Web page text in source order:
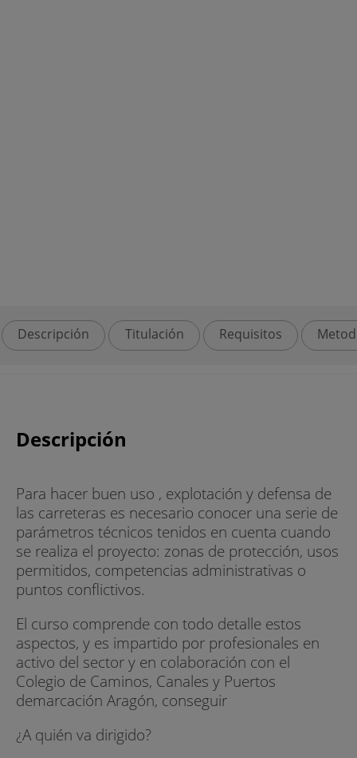
Descripción Titulación Requisitos
Descripción
Para hacer buen uso , explotación y defensa de
las carreteras es necesario conocer una serie de
parámetros técnicos tenidos en cuenta cuando
se realiza el proyecto: zonas de protección, usos
permitidos, competencias administrativas o
puntos conflictivos.
El curso comprende con todo detalle estos
aspectos, y es impartido por profesionales en
activo del sector y en colaboración con el
Colegio de Caminos, Canales y Puertos
demarcación Aragón, conseguir
¿A quién va dirigido?